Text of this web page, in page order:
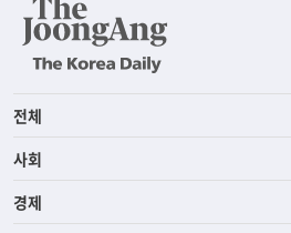
전체
사회
경제